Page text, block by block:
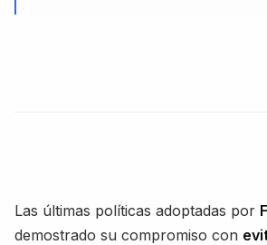
Las últimas políticas adoptadas por
demostrado su compromiso con